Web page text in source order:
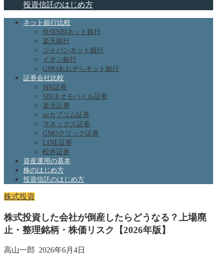
投資信託のはじめ方
ネット銀行比較
住信SBIネット銀行
楽天銀行
ジャパンネット銀行
イオン銀行
GMOあおぞらネット銀行
証券会社比較
SBI証券
SBIネオモバイル証券
楽天証券
auカブコム証券
マネックス証券
GMOクリック証券
LINE証券
松井証券
資産運用の基本
株のはじめ方
投資信託のはじめ方
株式投資
株式投資した会社が倒産したらどうなる？上場廃
止・整理銘柄・株価リスク【2026年版】
高山一郎 2026年6月4日